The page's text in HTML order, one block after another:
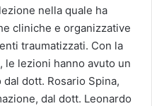
nella quale ha
cliniche e organizzative
traumatizzati. Con la
le lezioni hanno avuto un
dott. Rosario Spina,
dal dott. Leonardo